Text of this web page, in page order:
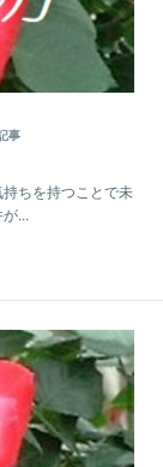
事
ちを持つことで未
...